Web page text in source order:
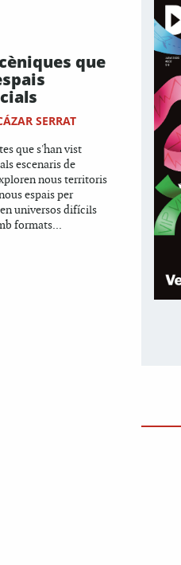
que
SERRAT
que s'han vist
escenaris de
nous territoris
espais per
universos difícils
formats...